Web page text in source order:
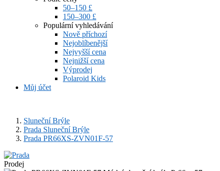
50–150 £
150–300 £
Populární vyhledávání
Nově příchozí
Nejoblíbenější
Nejvyšší cena
Nejnižší cena
Výprodej
Polaroid Kids
Můj účet
Sluneční Brýle
Prada Sluneční Brýle
Prada PR66XS-ZVN01F-57
Prodej